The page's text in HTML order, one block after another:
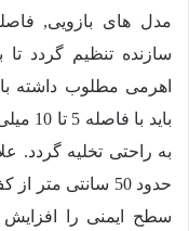
مدل های بازویی,
سازنده تنظیم گردد
اهرمی مطلوب داشته
باید
به راحتی تخلیه گردد.
حدود 50 سانتی
سطح ایمنی را